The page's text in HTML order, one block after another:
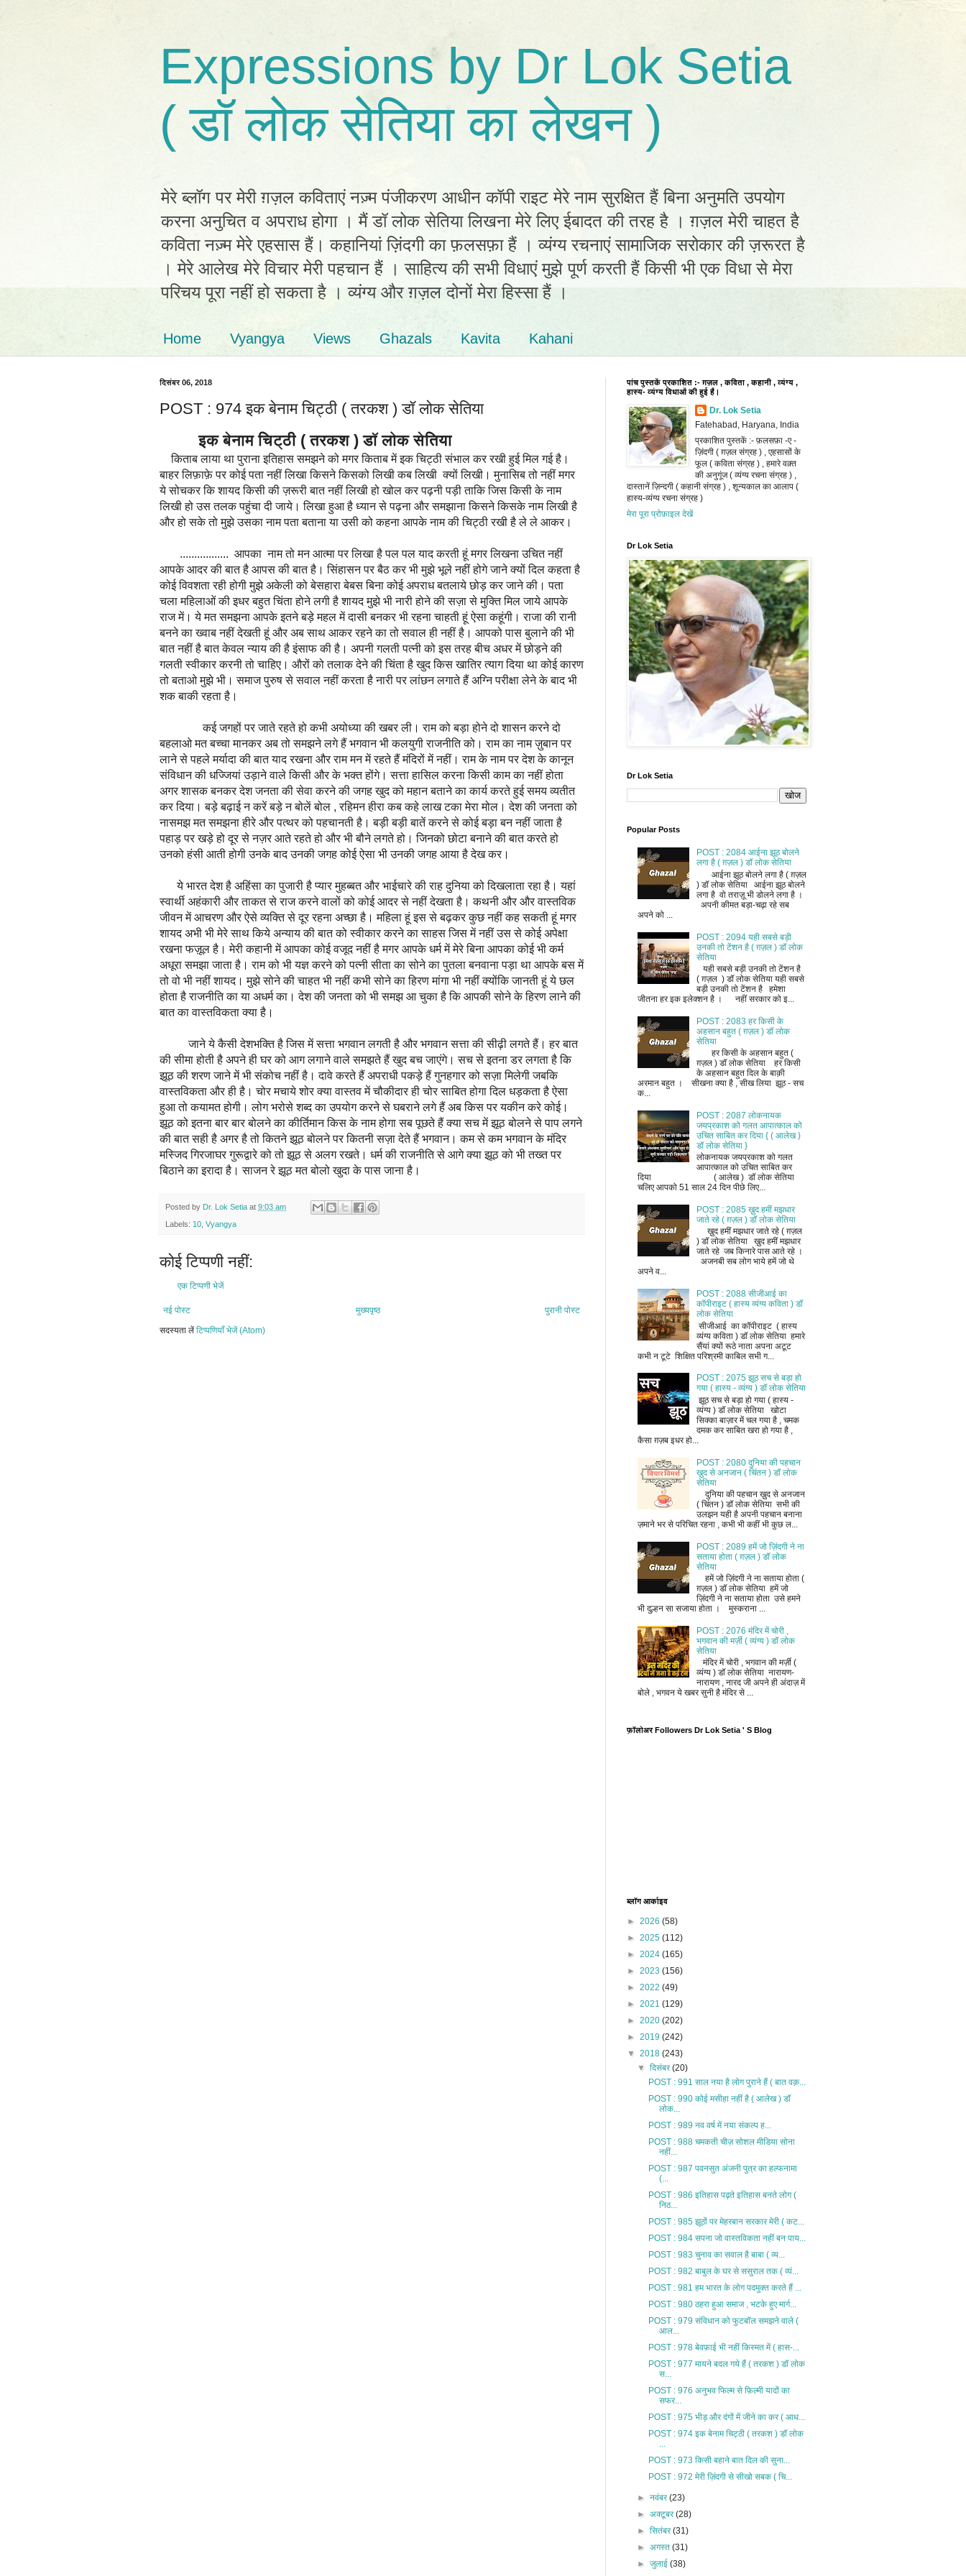
Expressions by Dr Lok Setia
( डॉ लोक सेतिया का लेखन )
मेरे ब्लॉग पर मेरी ग़ज़ल कविताएं नज़्म पंजीकरण आधीन कॉपी राइट मेरे नाम सुरक्षित हैं बिना अनुमति उपयोग
करना अनुचित व अपराध होगा । मैं डॉ लोक सेतिया लिखना मेरे लिए ईबादत की तरह है । ग़ज़ल मेरी चाहत है
कविता नज़्म मेरे एहसास हैं। कहानियां ज़िंदगी का फ़लसफ़ा हैं । व्यंग्य रचनाएं सामाजिक सरोकार की ज़रूरत है
। मेरे आलेख मेरे विचार मेरी पहचान हैं । साहित्य की सभी विधाएं मुझे पूर्ण करती हैं किसी भी एक विधा से मेरा
परिचय पूरा नहीं हो सकता है । व्यंग्य और ग़ज़ल दोनों मेरा हिस्सा हैं ।
Home Vyangya Views Ghazals Kavita Kahani
दिसंबर 06, 2018
POST : 974 इक बेनाम चिट्ठी ( तरकश ) डॉ लोक सेतिया
इक बेनाम चिट्ठी ( तरकश ) डॉ लोक सेतिया
किताब लाया था पुराना इतिहास समझने को मगर किताब में इक चिट्ठी संभाल कर रखी हुई मिल गई है।
बाहर लिफ़ाफ़े पर कोई पता नहीं लिखा किसने किसको लिखी कब लिखी क्यों लिखी। मुनासिब तो नहीं मगर
ये सोचकर कि शायद किसी की ज़रूरी बात नहीं लिखी हो खोल कर पढ़नी पड़ी ताकि जिस किसी के नाम
लिखी हो उस तलक पहुंचा दी जाये। लिखा हुआ है ध्यान से पढ़ना और समझाना किसने किसके नाम लिखी है
और हो सके तो मुझे उसका नाम पता बताना या उसी को कहना आपके नाम की चिट्ठी रखी है ले ले आकर।
................. आपका नाम तो मन आत्मा पर लिखा है पल पल याद करती हूं मगर लिखना उचित नहीं
आपके आदर की बात है आपस की बात है। सिंहासन पर बैठ कर भी मुझे भूले नहीं होगे जाने क्यों दिल कहता है
कोई विवशता रही होगी मुझे अकेली को बेसहारा बेबस बिना कोई अपराध बतलाये छोड़ कर जाने की। पता
चला महिलाओं की इधर बहुत चिंता होने लगी है शायद मुझे भी नारी होने की सज़ा से मुक्ति मिल जाये आपके
राज में। ये मत समझना आपके इतने बड़े महल में दासी बनकर भी रहना चाहती हूं ऐसा कहूंगी। राजा की रानी
बनने का ख्वाब नहीं देखती हूं और अब साथ आकर रहने का तो सवाल ही नहीं है। आपको पास बुलाने की भी
बात नहीं है बात केवल न्याय की है इंसाफ की है। अपनी गलती पत्नी को इस तरह बीच अधर में छोड़ने की
गलती स्वीकार करनी तो चाहिए। औरों को तलाक देने की चिंता है खुद किस खातिर त्याग दिया था कोई कारण
तो बताओ मुझे भी। समाज पुरुष से सवाल नहीं करता है नारी पर लांछन लगाते हैं अग्नि परीक्षा लेने के बाद भी
शक बाकी रहता है।
कई जगहों पर जाते रहते हो कभी अयोध्या की खबर ली। राम को बड़ा होने दो शासन करने दो
बहलाओ मत बच्चा मानकर अब तो समझने लगे हैं भगवान भी कलयुगी राजनीति को। राम का नाम ज़ुबान पर
लाने से पहले मर्यादा की बात याद रखना और राम मन में रहते हैं मंदिरों में नहीं। राम के नाम पर देश के कानून
संविधान की धज्जियां उड़ाने वाले किसी और के भक्त होंगे। सत्ता हासिल करना किसी काम का नहीं होता
अगर शासक बनकर देश जनता की सेवा करने की जगह खुद को महान बताने का कार्य करते हुई समय व्यतीत
कर दिया। बड़े बढ़ाई न करें बड़े न बोलें बोल , रहिमन हीरा कब कहे लाख टका मेरा मोल। देश की जनता को
नासमझ मत समझना हीरे और पत्थर को पहचानती है। बड़ी बड़ी बातें करने से कोई बड़ा बन नहीं जाता है
पहाड़ पर खड़े हो दूर से नज़र आते रहते हो और भी बौने लगते हो। जिनको छोटा बनाने की बात करते हो
उनको हंसी आती होगी उनके बाद उनकी जगह कोई ऐसा भी उनकी जगह आया है देख कर।
ये भारत देश है अहिंसा का पुजारी है प्यार मुहब्बत और भाईचारे की राह दुनिया को दिखलाता रहा है। यहां
स्वार्थी अहंकारी और ताकत से राज करने वालों को कोई आदर से नहीं देखता है। कथनी और और वास्तविक
जीवन में आचरण और ऐसे व्यक्ति से दूर रहना अच्छा है। महिला हूं इस से बढ़कर कुछ नहीं कह सकती हूं मगर
शायद अभी भी मेरे साथ किये अन्याय की बात को स्वीकार करने का साहस जिस में नहीं उस से कोई अपेक्षा
रखना फज़ूल है। मेरी कहानी में आपका कोई वजूद नहीं है मगर आपके धर्म में मेरे बिना आपका कोई भी कर्म
अधूरा समझा जाता है। राम को भी यज्ञ करने को पत्नी सीता का सोने का पुतला बनवाना पड़ा था आपके बस में
तो वो भी नहीं शायद। मुझे सोने की चाहत भी नहीं कभी सोने का हिरण मांगा भी नहीं क्योंकि जानती हूं ये छल
होता है राजनीति का या अधर्म का। देश की जनता को भी समझ आ चुका है कि आपकी सोने के हिरण लाने की
बात का वास्तविकता क्या है।
जाने ये कैसी देशभक्ति है जिस में सत्ता भगवान लगती है और भगवान सत्ता की सीढ़ी लगते हैं। हर बात
की सीमा होती है अपने ही घर को आग लगाने वाले समझते हैं खुद बच जाएंगे। सच से इतना डर लगता है कि
झूठ की शरण जाने में भी संकोच नहीं है। दावे करते हैं अपराधी पकड़े हैं गुनहगार को सज़ा मिलेगी जबकि
वास्तविकता और ही है। चोर मचाये शोर क्या वास्तव में चौकीदार ही चोर साबित होगा दिल धड़कता है ऐसा
हुआ तो कयामत होगी। लोग भरोसे शब्द का उपयोग करने से घबराने लगे हैं अब किस पर यकीन करे कोई।
झूठ को इतना बार बार बोलने का कीर्तिमान किस के नाम होगा सब पूछते हैं क्या सच में झूठ बोलने से पाप लगने
की बात सही है अगर है तो कितने झूठ बोलने पर कितनी सज़ा देते हैं भगवान। कम से कम भगवान के मंदिर
मस्जिद गिरजाघर गुरूद्वारे को तो झूठ से अलग रखते। धर्म की राजनीति से आगे क्या झूठ को भी तख्त पर
बिठाने का इरादा है। साजन रे झूठ मत बोलो खुदा के पास जाना है।
Posted by Dr. Lok Setia at 9:03 am
Labels: 10 Vyangya
कोई टिप्पणी नहीं:
एक टिप्पणी भेजें
नई पोस्ट पुरानी पोस्ट
मुख्यपृष्ठ
सदस्यता लें टिप्पणियाँ भेजें (Atom)
पांच पुस्तकें प्रकाशित :- ग़ज़ल , कविता , कहानी , व्यंग्य ,
हास्य- व्यंग्य विधाओं की हुई हैं।
Dr. Lok Setia
Fatehabad, Haryana, India
प्रकाशित पुस्तकें :- फ़लसफ़ा -ए -
ज़िंदगी ( ग़ज़ल संग्रह ) , एहसासों के
फूल ( कविता संग्रह ) , हमारे वक़्त
की अनुगूंज ( व्यंग्य रचना संग्रह ) ,
दास्तानें ज़िन्दगी ( कहानी संग्रह ) , शून्यकाल का आलाप (
हास्य-व्यंग्य रचना संग्रह )
मेरा पूरा प्रोफ़ाइल देखें
Dr Lok Setia
Dr Lok Setia
Popular Posts
POST : 2084 आईना झूठ बोलने
लगा है ( ग़ज़ल ) डॉ लोक सेतिया
आईना झूठ बोलने लगा है ( ग़ज़ल
) डॉ लोक सेतिया आईना झूठ बोलने
लगा है वो तराज़ू भी डोलने लगा है ।
अपनी कीमत बड़ा-चढ़ा रहे सब
अपने को ...
POST : 2094 यही सबसे बड़ी
उनकी तो टेंशन है ( ग़ज़ल ) डॉ लोक
सेतिया
यही सबसे बड़ी उनकी तो टेंशन है
( ग़ज़ल ) डॉ लोक सेतिया यही सबसे
बड़ी उनकी तो टेंशन है हमेशा
जीतना हर इक इलेक्शन है । नहीं सरकार को इ...
POST : 2083 हर किसी के
अहसान बहुत ( ग़ज़ल ) डॉ लोक
सेतिया
हर किसी के अहसान बहुत (
ग़ज़ल ) डॉ लोक सेतिया हर किसी
के अहसान बहुत दिल के बाक़ी
अरमान बहुत । सीखना क्या है , सीख लिया झूठ - सच
क...
POST : 2087 लोकनायक
जयप्रकाश को गलत आपात्काल को
उचित साबित कर दिया { ( आलेख )
डॉ लोक सेतिया }
लोकनायक जयप्रकाश को गलत
आपात्काल को उचित साबित कर
दिया ( आलेख ) डॉ लोक सेतिया
चलिए आपको 51 साल 24 दिन पीछे लिए...
POST : 2085 ख़ुद हमीं मझधार
जाते रहे ( ग़ज़ल ) डॉ लोक सेतिया
ख़ुद हमीं मझधार जाते रहे ( ग़ज़ल
) डॉ लोक सेतिया ख़ुद हमीं मझधार
जाते रहे जब किनारे पास आते रहे ।
अजनबी सब लोग भाये हमें जो थे
अपने व...
POST : 2088 सीजीआई का
कॉपीराइट ( हास्य व्यंग्य कविता ) डॉ
लोक सेतिया
सीजीआई का कॉपीराइट ( हास्य
व्यंग्य कविता ) डॉ लोक सेतिया हमारे
सैंयां क्यों रूठे नाता अपना अटूट
कभी न टूटे शिक्षित परिश्रमी काबिल सभी ग...
POST : 2075 झूठ सच से बड़ा हो
गया ( हास्य - व्यंग्य ) डॉ लोक सेतिया
झूठ सच से बड़ा हो गया ( हास्य -
व्यंग्य ) डॉ लोक सेतिया खोटा
सिक्का बाज़ार में चल गया है , चमक
दमक कर साबित खरा हो गया है ,
कैसा ग़ज़ब इधर हो...
POST : 2080 दुनिया की पहचान
ख़ुद से अनजान ( चिंतन ) डॉ लोक
सेतिया
दुनिया की पहचान ख़ुद से अनजान
( चिंतन ) डॉ लोक सेतिया सभी की
उलझन यही है अपनी पहचान बनाना
ज़माने भर से परिचित रहना , कभी भी कहीं भी कुछ ल...
POST : 2089 हमें जो ज़िंदगी ने ना
सताया होता ( ग़ज़ल ) डॉ लोक
सेतिया
हमें जो ज़िंदगी ने ना सताया होता (
ग़ज़ल ) डॉ लोक सेतिया हमें जो
ज़िंदगी ने ना सताया होता उसे हमने
भी दुल्हन सा सजाया होता । मुस्कराना ...
POST : 2076 मंदिर में चोरी ,
भगवान की मर्ज़ी ( व्यंग्य ) डॉ लोक
सेतिया
मंदिर में चोरी , भगवान की मर्ज़ी (
व्यंग्य ) डॉ लोक सेतिया नारायण-
नारायण , नारद जी अपने ही अंदाज़ में
बोले , भगवन ये खबर सुनी है मंदिर से ...
फ़ॉलोअर Followers Dr Lok Setia ' S Blog
ब्लॉग आर्काइव
► 2026 (58)
► 2025 (112)
► 2024 (165)
► 2023 (156)
► 2022 (49)
► 2021 (129)
► 2020 (202)
► 2019 (242)
▼ 2018 (243)
▼दिसंबर(20)
POST : 991 साल नया है लोग पुराने हैं ( बात वक़...
POST : 990 कोई मसीहा नहीं है ( आलेख ) डॉ
लोक...
POST : 989 नव वर्ष में नया संकल्प ह...
POST : 988 चमकती चीज़ सोशल मीडिया सोना
नहीं...
POST : 987 पवनसुत अंजनी पुत्र का हल्फनामा
(...
POST : 986 इतिहास पढ़ते इतिहास बनते लोग (
निठ...
POST : 985 झूठों पर मेहरबान सरकार मेरी ( कट...
POST : 984 सपना जो वास्तविकता नहीं बन पाय...
POST : 983 चुनाव का सवाल है बाबा ( व्य...
POST : 982 बाबुल के घर से ससुराल तक ( व्यं...
POST : 981 हम भारत के लोग पदमुक्त करते हैं ...
POST : 980 ठहरा हुआ समाज , भटके हुए मार्ग...
POST : 979 संविधान को फुटबॉल समझने वाले (
आल...
POST : 978 बेवफ़ाई भी नहीं किस्मत में ( हास-...
POST : 977 मायने बदल गये हैं ( तरकश ) डॉ लोक
स...
POST : 976 अनुभव फिल्म से फ़िल्मी यादों का
सफर...
POST : 975 भीड़ और दंगों में जीने का कर ( आध...
POST : 974 इक बेनाम चिट्ठी ( तरकश ) डॉ लोक
POST : 973 किसी बहाने बात दिल की सुना...
POST : 972 मेरी ज़िंदगी से सीखो सबक ( चि...
►नवंबर(23)
►अक्टूबर(28)
►सितंबर(31)
►अगस्त(31)
►जुलाई(38)